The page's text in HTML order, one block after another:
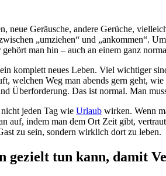
Geräusche, andere Gerüche,
„umziehen“ und „ankommen“.
man hin – auch an einem ganz
komplett neues Leben. Viel wichtiger
welchen Weg man abends gern geht,
Überforderung. Das ist normal. Man
jeden Tag wie Urlaub wirken. Wenn
auf, indem man dem Ort Zeit gibt,
zu sein, sondern wirklich dort zu leben.
gezielt tun kann, damit